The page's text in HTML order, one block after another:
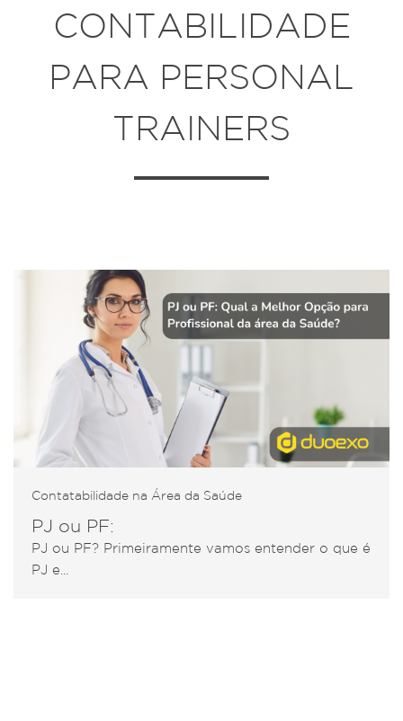
CONTABILIDADE
PARA PERSONAL
TRAINERS
Contatabilidade na Área da Saúde
PJ ou PF:
PJ ou PF? Primeiramente vamos entender o que é
PJ e...